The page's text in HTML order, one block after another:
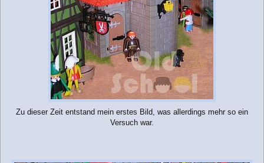
Zu dieser Zeit entstand mein erstes Bild, was allerdings mehr so ein
Versuch war.